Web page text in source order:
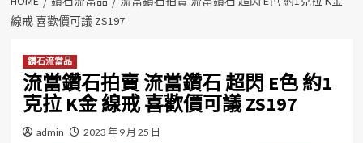
線戒 喜歡價可議 ZS197
鑽石流當品
流當鑽石拍賣 流當鑽石 超閃 E色 約1
克拉 K金 線戒 喜歡價可議 ZS197
admin 2023 年 9 月 25 日